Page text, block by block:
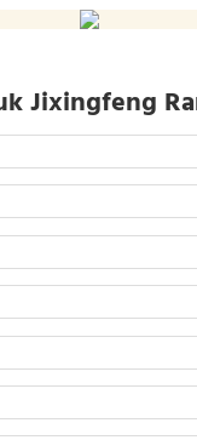
Jixingfeng